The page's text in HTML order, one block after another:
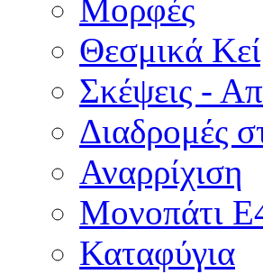
Μορφές
Θεσμικά
Σκέψεις -
Διαδρομές
Αναρρίχιση
Μονοπάτι
Καταφύγια